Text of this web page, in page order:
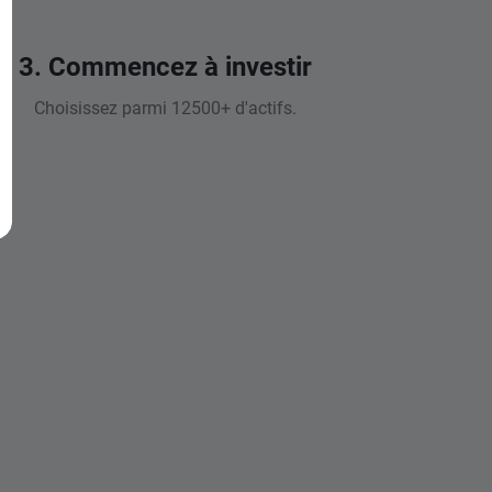
3. Commencez à investir
Choisissez parmi 12500+ d'actifs.